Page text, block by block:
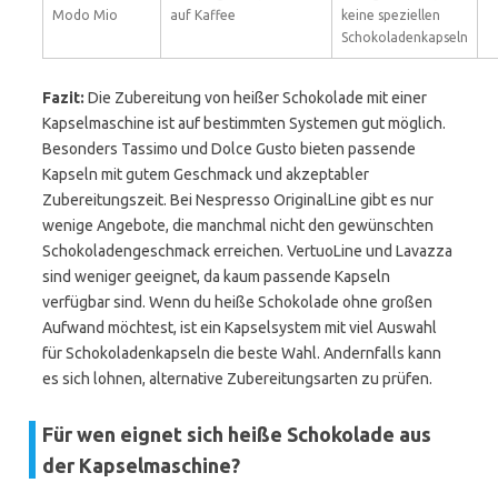
Modo Mio
auf Kaffee
keine speziellen
Schokoladenkapseln
Fazit: Die Zubereitung von heißer Schokolade mit einer
Kapselmaschine ist auf bestimmten Systemen gut möglich.
Besonders Tassimo und Dolce Gusto bieten passende
Kapseln mit gutem Geschmack und akzeptabler
Zubereitungszeit. Bei Nespresso OriginalLine gibt es nur
wenige Angebote, die manchmal nicht den gewünschten
Schokoladengeschmack erreichen. VertuoLine und Lavazza
sind weniger geeignet, da kaum passende Kapseln
verfügbar sind. Wenn du heiße Schokolade ohne großen
Aufwand möchtest, ist ein Kapselsystem mit viel Auswahl
für Schokoladenkapseln die beste Wahl. Andernfalls kann
es sich lohnen, alternative Zubereitungsarten zu prüfen.
Für wen eignet sich heiße Schokolade aus
der Kapselmaschine?